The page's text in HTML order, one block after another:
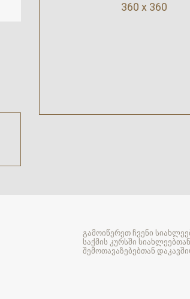
360 x 360
გამოიწერეთ ჩვენი
საქმის კურსში
შემოთავაზებებთან